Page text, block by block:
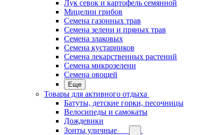
Лук севок и картофель семянной
Мицелии грибов
Семена газонных трав
Семена зелени и пряных трав
Семена злаковых
Семена кустарников
Семена лекарственных растений
Семена микрозелени
Семена овощей
Еще
Товары для активного отдыха
Батуты, детские горки, песочницы
Велосипеды и самокаты
Дождевики
Зонты уличные